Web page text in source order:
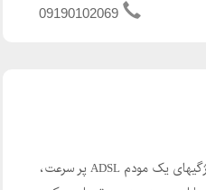
09190102069
مودم روتر ND-4230N یک دستگاه با چند قابلیت است که تمام ویژگیهای یک مودم ADSL پر سرعت،